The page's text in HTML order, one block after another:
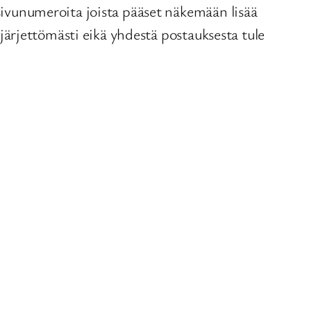
joista pääset näkemään lisää
eikä yhdestä postauksesta tule